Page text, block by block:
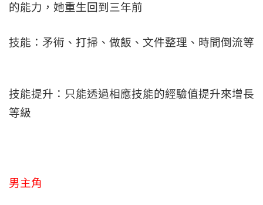
的能力，她重生回到三年前
技能：矛術、打掃、做飯、文件整理、時間倒流等
技能提升：只能透過相應技能的經驗值提升來增長
等級
男主角